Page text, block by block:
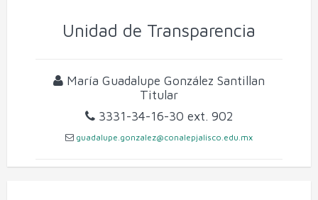
Unidad de Transparencia
María Guadalupe González Santillan
Titular
3331-34-16-30 ext. 902
guadalupe.gonzalez@conalepjalisco.edu.mx